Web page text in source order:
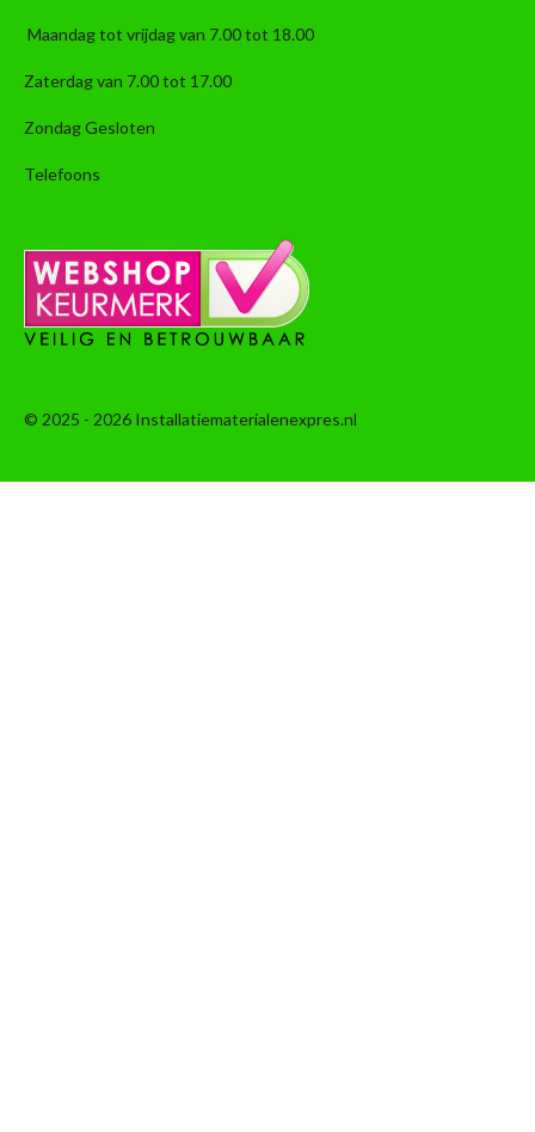
Maandag tot vrijdag van 7.00 tot 18.00
Zaterdag van 7.00 tot 17.00
Zondag Gesloten
Telefoons
© 2025 - 2026 Installatiematerialenexpres.nl